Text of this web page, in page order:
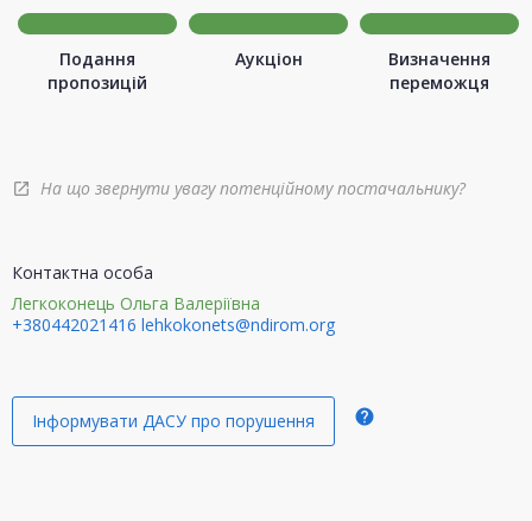
Подання
пропозицій
Аукціон
Визначення
переможця
open_in_new На що звернути увагу потенційному постачальнику?
Контактна особа
Легкоконець Ольга Валеріївна
+380442021416 lehkokonets@ndirom.org
Інформувати ДАСУ про порушення help